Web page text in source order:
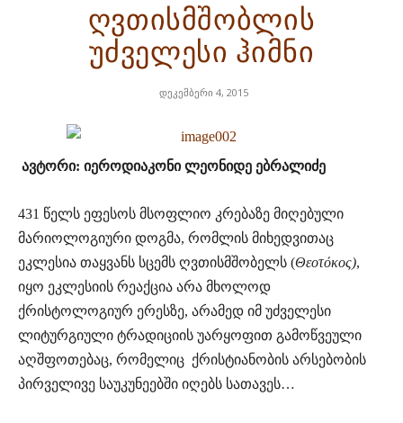
ღვთისმშობლის
უძველესი ჰიმნი
დეკემბერი 4, 2015
ავტორი: იეროდიაკონი ლეონიდე ებრალიძე
431 წელს ეფესოს მსოფლიო კრებაზე მიღებული
მარიოლოგიური დოგმა, რომლის მიხედვითაც
ეკლესია თაყვანს სცემს ღვთისმშობელს (Θεοτόκος),
იყო ეკლესიის რეაქცია არა მხოლოდ
ქრისტოლოგიურ ერესზე, არამედ იმ უძველესი
ლიტურგიული ტრადიციის უარყოფით გამოწვეული
აღშფოთებაც, რომელიც ქრისტიანობის არსებობის
პირველივე საუკუნეებში იღებს სათავეს…